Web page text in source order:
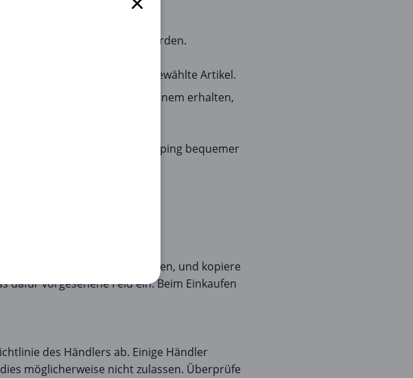
gerecht zu werden.
Bestellung oder ausgewählte Artikel.
zwei Artikel zum Preis von einem erhalten,
machen das Online-Shopping bequemer
um den Code anzuzeigen, und kopiere
dafür vorgesehene Feld ein. Beim Einkaufen
des Händlers ab. Einige Händler
möglicherweise nicht zulassen. Überprüfe